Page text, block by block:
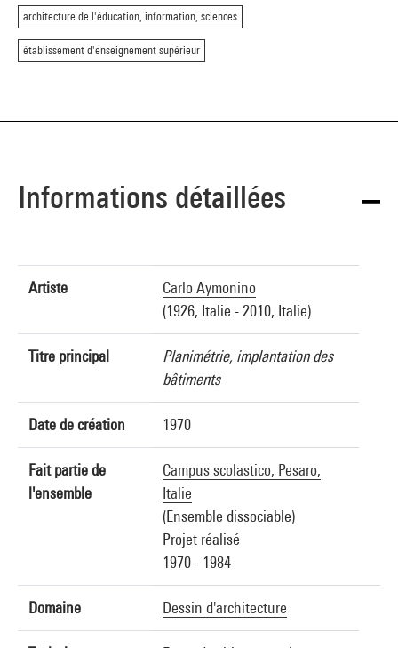
architecture de l'éducation, information, sciences
établissement d'enseignement supérieur
Informations détaillées
Artiste
Carlo Aymonino
(1926, Italie - 2010, Italie)
Titre principal
Planimétrie, implantation des
bâtiments
Date de création 1970
Fait partie de
l'ensemble
Campus scolastico, Pesaro,
Italie
(Ensemble dissociable)
Projet réalisé
1970 - 1984
Domaine Dessin d'architecture